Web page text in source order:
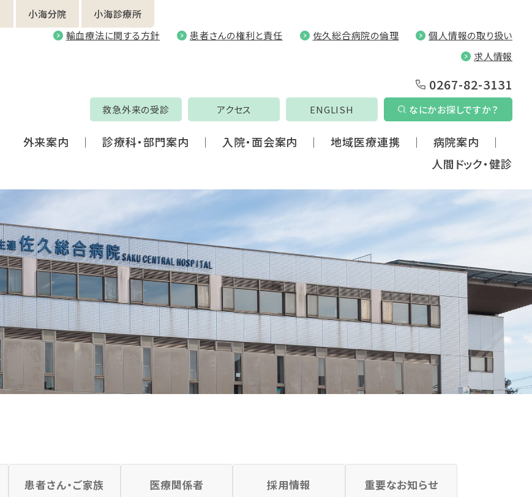
小海分院
小海診療所
輸血療法に関する方針
患者さんの権利と責任 佐久総合病院の倫理
個人情報の取り扱い
求人情報
0267-82-3131
救急外来の受診 アクセス ENGLISH なにかお探しですか？
外来案内 診療科・部門案内 入院・面会案内 地域医療連携
病院案内
人間ドック・健診
患者さん・ご家族 医療関係者 採用情報 重要なお知らせ